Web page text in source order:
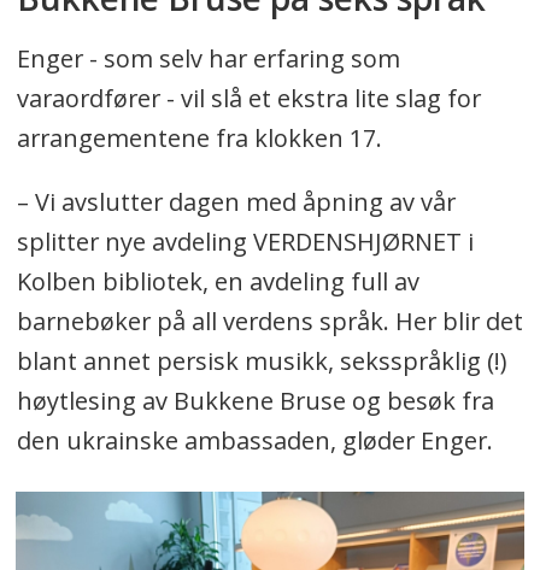
Enger - som selv har erfaring som
varaordfører - vil slå et ekstra lite slag for
arrangementene fra klokken 17.
– Vi avslutter dagen med åpning av vår
splitter nye avdeling VERDENSHJØRNET i
Kolben bibliotek, en avdeling full av
barnebøker på all verdens språk. Her blir det
blant annet persisk musikk, seksspråklig (!)
høytlesing av Bukkene Bruse og besøk fra
den ukrainske ambassaden, gløder Enger.